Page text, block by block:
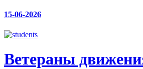
15-06-2026
Ветераны